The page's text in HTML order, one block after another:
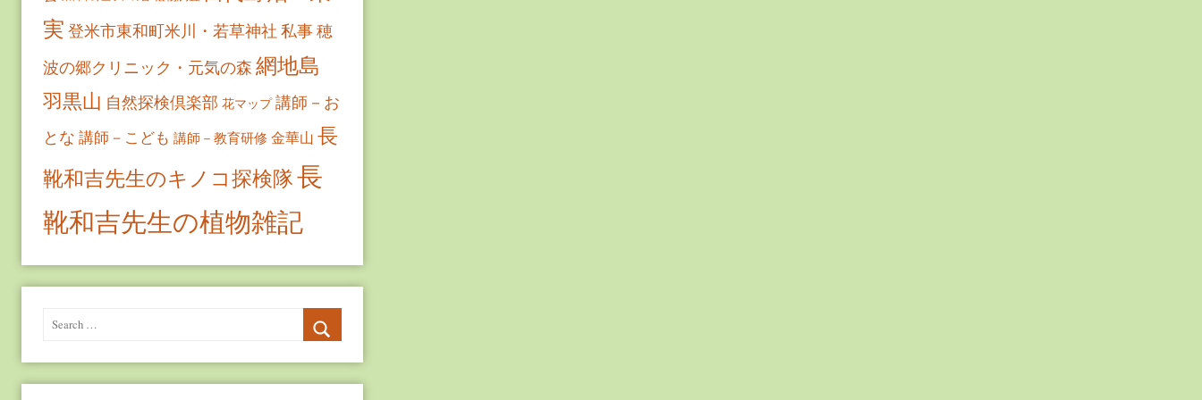
実 登米市東和町米川・若草神社 私事穂
波の郷クリニック・元気の森 網地島
羽黒山 自然探検倶楽部 花マップ 講師－お
とな 講師－こども 講師－教育研修 金華山 長
靴和吉先生のキノコ探検隊長
靴和吉先生の植物雑記
Search